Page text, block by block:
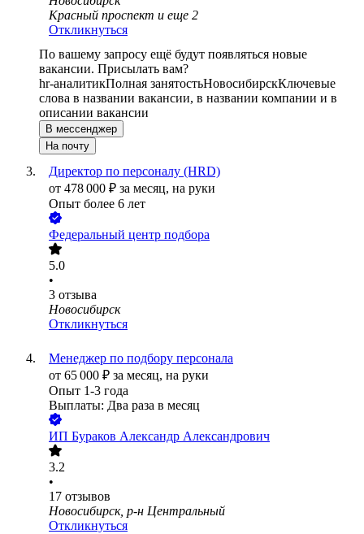
Красный проспект и еще 2
Откликнуться
По вашему запросу ещё будут появляться новые
вакансии. Присылать вам?
hr-аналитикПолная занятостьНовосибирскКлючевые
слова в названии вакансии, в названии компании и в
описании вакансии
В мессенджер
На почту
Директор по персоналу (HRD)
от 478 000 ₽ за месяц, на руки
Опыт более 6 лет
Федеральный центр подбора
5.0
•
3 отзыва
Новосибирск
Откликнуться
Менеджер по подбору персонала
от 65 000 ₽ за месяц, на руки
Опыт 1-3 года
Выплаты: Два раза в месяц
ИП Бураков Александр Александрович
3.2
•
17 отзывов
Новосибирск, р-н Центральный
Откликнуться